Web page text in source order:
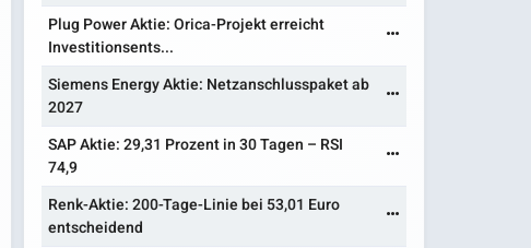
Plug Power Aktie: Orica-Projekt erreicht
Investitionsents...
Siemens Energy Aktie: Netzanschlusspaket ab
2027
SAP Aktie: 29,31 Prozent in 30 Tagen – RSI
74,9
Renk-Aktie: 200-Tage-Linie bei 53,01 Euro
entscheidend